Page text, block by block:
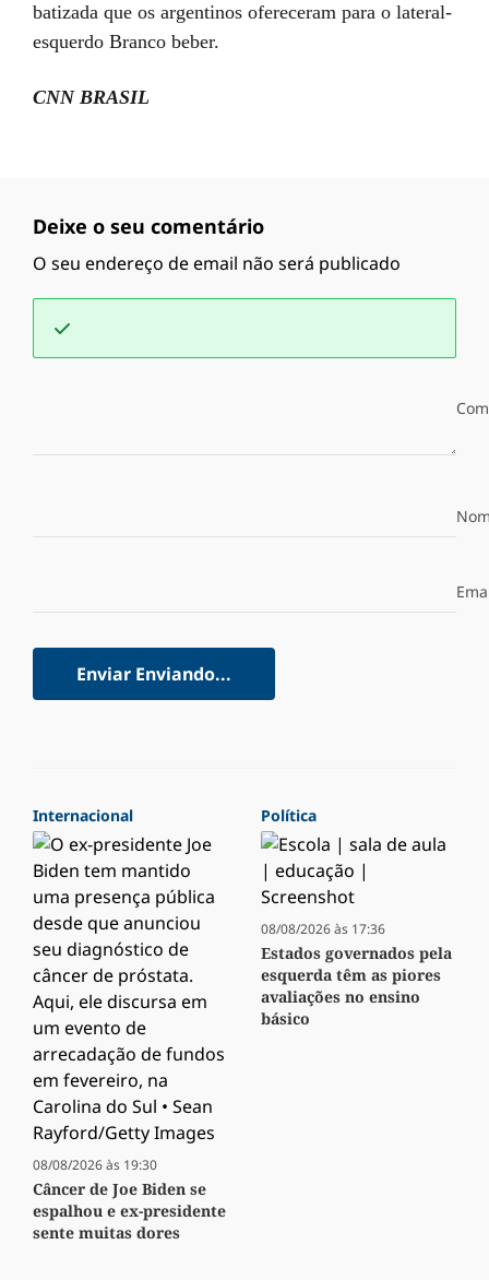
batizada que os argentinos ofereceram para o lateral-
esquerdo Branco beber.
CNN BRASIL
Deixe o seu comentário
O seu endereço de email não será publicado
Enviar Enviando...
Internacional
08/08/2026 às 19:30
Câncer de Joe Biden se
espalhou e ex-presidente
sente muitas dores
Política
08/08/2026 às 17:36
Estados governados pela
esquerda têm as piores
avaliações no ensino
básico